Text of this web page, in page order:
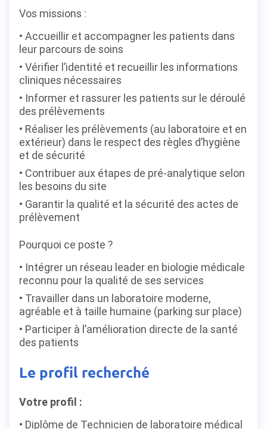
Vos missions :
Accueillir et accompagner les patients dans
leur parcours de soins
Vérifier l’identité et recueillir les informations
cliniques nécessaires
Informer et rassurer les patients sur le déroulé
des prélèvements
Réaliser les prélèvements (au laboratoire et en
extérieur) dans le respect des règles d’hygiène
et de sécurité
Contribuer aux étapes de pré-analytique selon
les besoins du site
Garantir la qualité et la sécurité des actes de
prélèvement
Pourquoi ce poste ?
Intégrer un réseau leader en biologie médicale
reconnu pour la qualité de ses services
Travailler dans un laboratoire moderne,
agréable et à taille humaine (parking sur place)
Participer à l’amélioration directe de la santé
des patients
Le profil recherché
Votre profil :
Diplôme de Technicien de laboratoire médical